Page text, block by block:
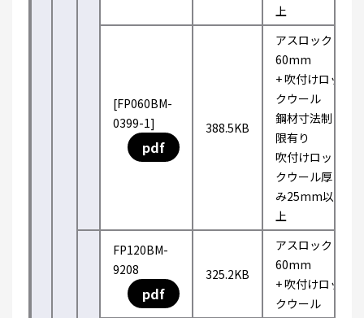
上
[FP060BM-
0399-1]
pdf
388.5KB
アスロック
60mm
+ 吹付けロッ
クウール
鋼材寸法制
限有り
吹付けロッ
クウール厚
み25mm以
上
FP120BM-
9208
pdf
325.2KB
アスロック
60mm
+ 吹付けロッ
クウール